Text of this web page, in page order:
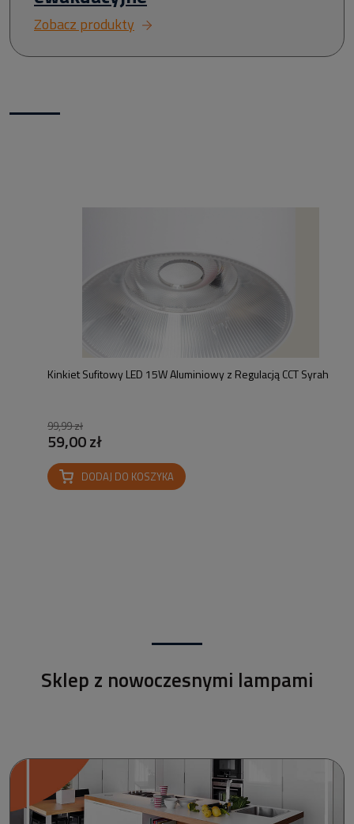
Zobacz produkty
Kinkiet Sufitowy LED 15W Aluminiowy z Regulacją CCT Syrah
99,99 zł
59,00 zł
DODAJ DO KOSZYKA
Sklep z nowoczesnymi lampami